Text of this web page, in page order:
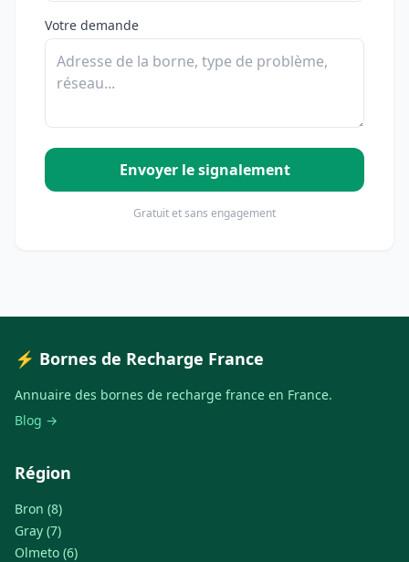
Votre demande
Envoyer le signalement
Gratuit et sans engagement
⚡ Bornes de Recharge France
Annuaire des bornes de recharge france en France.
Blog →
Région
Bron (8)
Gray (7)
Olmeto (6)